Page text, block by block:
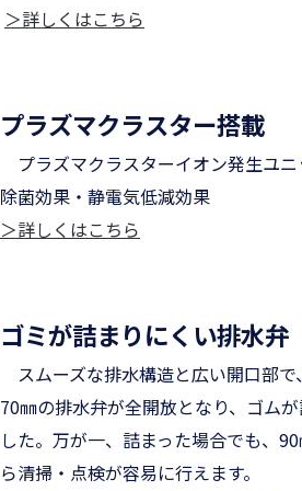
＞詳しくはこちら
プラズマクラスター搭載
プラズマクラスターイオン発生ユ
除菌効果・静電気低減効果
＞詳しくはこちら
ゴミが詰まりにくい排水弁
スムーズな排水構造と広い開口部
70㎜の排水弁が全開放となり、ゴム
した。万が一、詰まった場合でも、
ら清掃・点検が容易に行えます。